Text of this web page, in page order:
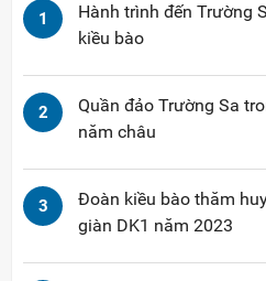
1
Hành trình đến Trường
kiều bào
2
Quần đảo Trường Sa
năm châu
3
Đoàn kiều bào thăm
giàn DK1 năm 2023